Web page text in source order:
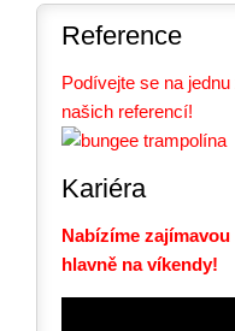
Reference
Podívejte se na
našich referencí!
Kariéra
Nabízíme
hlavně na víkendy!